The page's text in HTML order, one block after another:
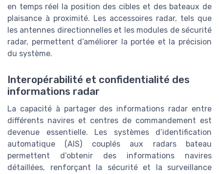
en temps réel la position des cibles et des bateaux de
plaisance à proximité. Les accessoires radar, tels que
les antennes directionnelles et les modules de sécurité
radar, permettent d’améliorer la portée et la précision
du système.
Interopérabilité et confidentialité des
informations radar
La capacité à partager des informations radar entre
différents navires et centres de commandement est
devenue essentielle. Les systèmes d’identification
automatique (AIS) couplés aux radars bateau
permettent d’obtenir des informations navires
détaillées, renforçant la sécurité et la surveillance